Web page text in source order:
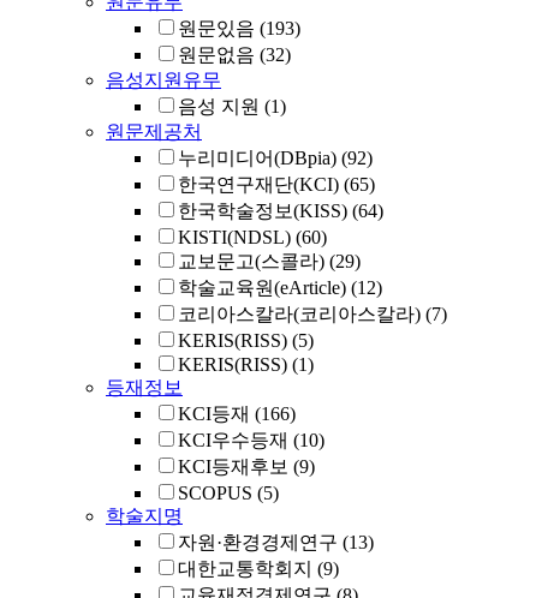
원문있음 (193)
원문없음 (32)
음성지원유무
음성 지원 (1)
원문제공처
누리미디어(DBpia) (92)
한국연구재단(KCI) (65)
한국학술정보(KISS) (64)
KISTI(NDSL) (60)
교보문고(스콜라) (29)
학술교육원(eArticle) (12)
코리아스칼라(코리아스칼라) (7)
KERIS(RISS) (5)
KERIS(RISS) (1)
등재정보
KCI등재 (166)
KCI우수등재 (10)
KCI등재후보 (9)
SCOPUS (5)
학술지명
자원·환경경제연구 (13)
대한교통학회지 (9)